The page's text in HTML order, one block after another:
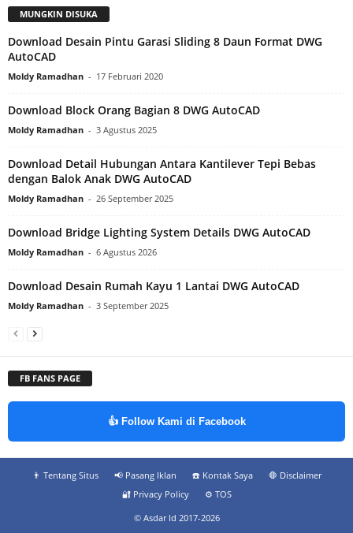
MUNGKIN DISUKA
Download Desain Pintu Garasi Sliding 8 Daun Format DWG
AutoCAD
Moldy Ramadhan - 17 Februari 2020
Download Block Orang Bagian 8 DWG AutoCAD
Moldy Ramadhan - 3 Agustus 2025
Download Detail Hubungan Antara Kantilever Tepi Bebas
dengan Balok Anak DWG AutoCAD
Moldy Ramadhan - 26 September 2025
Download Bridge Lighting System Details DWG AutoCAD
Moldy Ramadhan - 6 Agustus 2026
Download Desain Rumah Kayu 1 Lantai DWG AutoCAD
Moldy Ramadhan - 3 September 2025
FB FANS PAGE
👍 Follow Kami di Facebook
👨‍ Tentang Situs 📢 Pasang Iklan ☎️ Kontak Saya
🛑 Disclaimer
🔐 Privacy Policy
⚙️ TOS
© Asdar Id 2017-2026